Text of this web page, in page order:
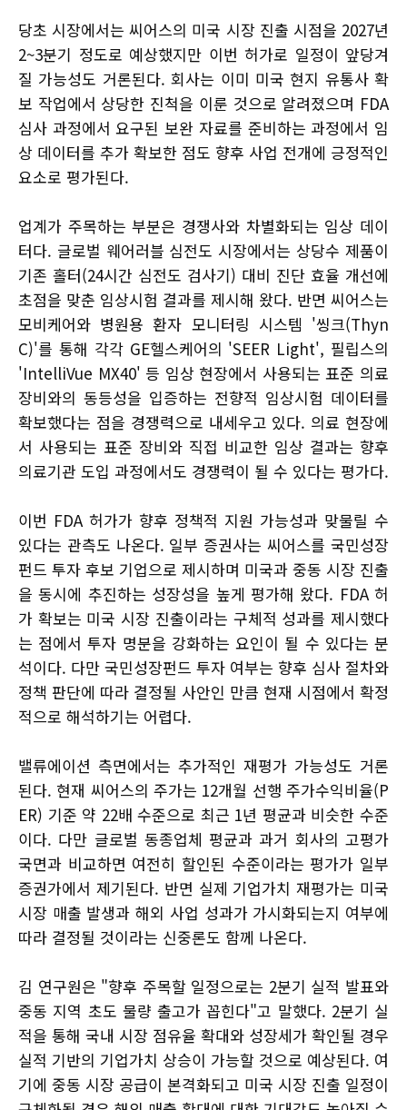
당초 시장에서는 씨어스의 미국 시장 진출 시점을 2027년
2~3분기 정도로 예상했지만 이번 허가로 일정이 앞당겨
질 가능성도 거론된다. 회사는 이미 미국 현지 유통사 확
보 작업에서 상당한 진척을 이룬 것으로 알려졌으며 FDA
심사 과정에서 요구된 보완 자료를 준비하는 과정에서 임
상 데이터를 추가 확보한 점도 향후 사업 전개에 긍정적인
요소로 평가된다.
업계가 주목하는 부분은 경쟁사와 차별화되는 임상 데이
터다. 글로벌 웨어러블 심전도 시장에서는 상당수 제품이
기존 홀터(24시간 심전도 검사기) 대비 진단 효율 개선에
초점을 맞춘 임상시험 결과를 제시해 왔다. 반면 씨어스는
모비케어와 병원용 환자 모니터링 시스템 '씽크(Thyn
C)'를 통해 각각 GE헬스케어의 'SEER Light', 필립스의
'IntelliVue MX40' 등 임상 현장에서 사용되는 표준 의료
장비와의 동등성을 입증하는 전향적 임상시험 데이터를
확보했다는 점을 경쟁력으로 내세우고 있다. 의료 현장에
서 사용되는 표준 장비와 직접 비교한 임상 결과는 향후
의료기관 도입 과정에서도 경쟁력이 될 수 있다는 평가다.
이번 FDA 허가가 향후 정책적 지원 가능성과 맞물릴 수
있다는 관측도 나온다. 일부 증권사는 씨어스를 국민성장
펀드 투자 후보 기업으로 제시하며 미국과 중동 시장 진출
을 동시에 추진하는 성장성을 높게 평가해 왔다. FDA 허
가 확보는 미국 시장 진출이라는 구체적 성과를 제시했다
는 점에서 투자 명분을 강화하는 요인이 될 수 있다는 분
석이다. 다만 국민성장펀드 투자 여부는 향후 심사 절차와
정책 판단에 따라 결정될 사안인 만큼 현재 시점에서 확정
적으로 해석하기는 어렵다.
밸류에이션 측면에서는 추가적인 재평가 가능성도 거론
된다. 현재 씨어스의 주가는 12개월 선행 주가수익비율(P
ER) 기준 약 22배 수준으로 최근 1년 평균과 비슷한 수준
이다. 다만 글로벌 동종업체 평균과 과거 회사의 고평가
국면과 비교하면 여전히 할인된 수준이라는 평가가 일부
증권가에서 제기된다. 반면 실제 기업가치 재평가는 미국
시장 매출 발생과 해외 사업 성과가 가시화되는지 여부에
따라 결정될 것이라는 신중론도 함께 나온다.
김 연구원은 "향후 주목할 일정으로는 2분기 실적 발표와
중동 지역 초도 물량 출고가 꼽힌다"고 말했다. 2분기 실
적을 통해 국내 시장 점유율 확대와 성장세가 확인될 경우
실적 기반의 기업가치 상승이 가능할 것으로 예상된다. 여
기에 중동 시장 공급이 본격화되고 미국 시장 진출 일정이